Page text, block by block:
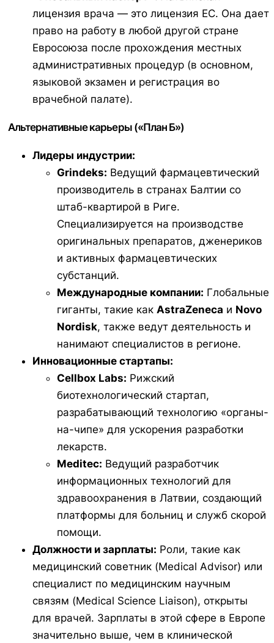
лицензия врача — это лицензия ЕС. Она дает
право на работу в любой другой стране
Евросоюза после прохождения местных
административных процедур (в основном,
языковой экзамен и регистрация во
врачебной палате).
Альтернативные карьеры («План Б»)
Лидеры индустрии:
Grindeks: Ведущий фармацевтический
производитель в странах Балтии со
штаб-квартирой в Риге.
Специализируется на производстве
оригинальных препаратов, дженериков
и активных фармацевтических
субстанций.
Международные компании: Глобальные
гиганты, такие как AstraZeneca и Novo
Nordisk, также ведут деятельность и
нанимают специалистов в регионе.
Инновационные стартапы:
Cellbox Labs: Рижский
биотехнологический стартап,
разрабатывающий технологию «органы-
на-чипе» для ускорения разработки
лекарств.
Meditec: Ведущий разработчик
информационных технологий для
здравоохранения в Латвии, создающий
платформы для больниц и служб скорой
помощи.
Должности и зарплаты: Роли, такие как
медицинский советник (Medical Advisor) или
специалист по медицинским научным
связям (Medical Science Liaison), открыты
для врачей. Зарплаты в этой сфере в Европе
значительно выше, чем в клинической